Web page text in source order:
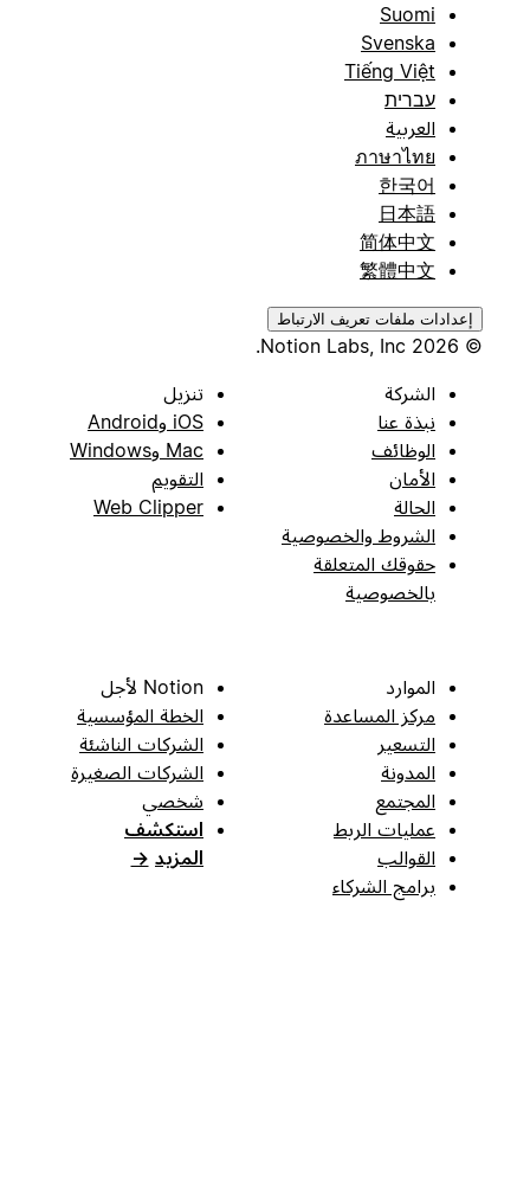
Suomi
Svenska
Tiếng Việt
עברית
العربية
ภาษาไทย
한국어
日本語
简体中文
繁體中文
إعدادات ملفات تعريف الارتباط
الشركة
نبذة عنا
الوظائف
الأمان
الحالة
الشروط والخصوصية
حقوقك المتعلقة
بالخصوصية
تنزيل
iOS وAndroid
Mac وWindows
التقويم
Web Clipper
الموارد
مركز المساعدة
التسعير
المدونة
المجتمع
عمليات الربط
القوالب
برامج الشركاء
Notion لأجل
الخطة المؤسسية
الشركات الناشئة
الشركات الصغيرة
شخصي
استكشف
المزيد →